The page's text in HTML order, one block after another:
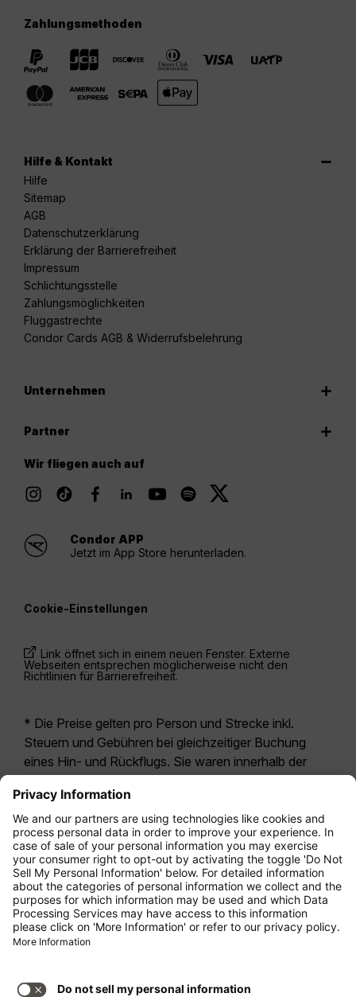
Zahlungsmethoden
Hilfe & Kontakt
Hilfe
Sitemap
AGB
Datenschutzerklärung
Erklärung der Barrierefreiheit
Impressum
Schlichtungsstelle
Zahlungsmöglichkeiten
Fluggastrechte
Condor Cards AGB & Widerrufsbelehrung
Unternehmen
Partner
Wir fliegen auch auf
Condor APP
Jetzt im App Store herunterladen.
Cookie-Einstellungen
Link öffnet sich in einem neuen Fenster. Externe
Webseiten entsprechen möglicherweise nicht den
Richtlinien für Barrierefreiheit.
* Die Preise gelten pro Person und Strecke inkl.
Steuern und Gebühren bei gleichzeitiger Buchung
eines Hin- und Rückflugs. Sie waren innerhalb der
letzten 24 Stunden verfügbar und sind
möglicherweise nicht mehr aktuell. Bei den für die
Economy Class angegebenen Tarifen handelt es
sich i.d.R. um Economy Zero, unsere restriktivste
Tarifoption. Es können hierfür zusätzliche Gebühren
fürAufgabegepäck oder für andere optionale
Leistungen anfallen. Es gelten dieAllgemeinen
Geschäftsbedingungen .